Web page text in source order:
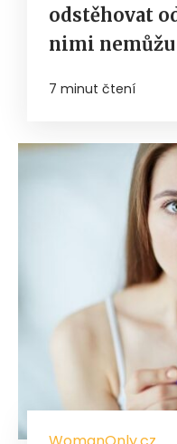
odstěhovat
nimi
7 minut čtení